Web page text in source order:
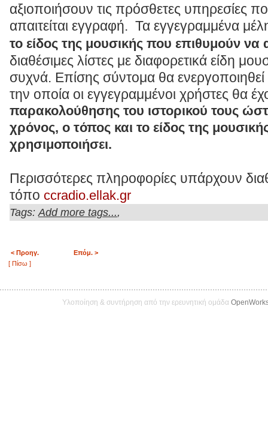
αξιοποιήσουν τις πρόσθετες υπηρεσίες
απαιτείται εγγραφή. Τα εγγεγραμμένα
το είδος της μουσικής που επιθυμούν
διαθέσιμες λίστες με διαφορετικά είδη
συχνά. Επίσης σύντομα θα
την οποία οι εγγεγραμμένοι χρήστες θα
παρακολούθησης του ιστορικού τους
χρόνος, ο τόπος και το είδος της
χρησιμοποιήσει.
Περισσότερες πληροφορίες υπάρχουν
τόπο ccradio.ellak.gr
Tags: Add more tags...,
< Προηγ.
Επόμ. >
[ Πίσω ]
Υλοποίηση & συντήρηση από την ερευνητική ομάδα